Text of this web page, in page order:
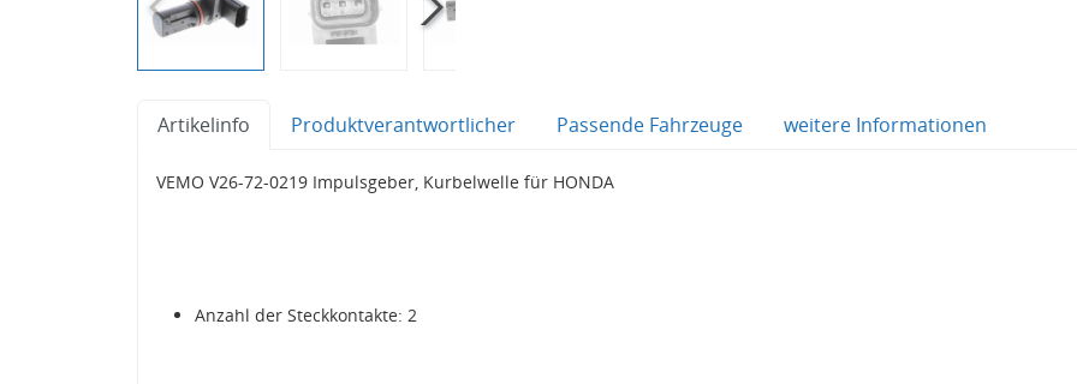
Artikelinfo Produktverantwortlicher Passende Fahrzeuge weitere Informationen
VEMO V26-72-0219 Impulsgeber, Kurbelwelle für HONDA
Anzahl der Steckkontakte: 2